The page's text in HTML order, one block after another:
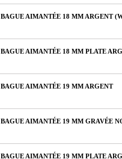
BAGUE AIMANTÉE 18 MM ARGENT
BAGUE AIMANTÉE 18 MM PLATE
BAGUE AIMANTÉE 19 MM ARGENT
BAGUE AIMANTÉE 19 MM GRAVÉE
BAGUE AIMANTÉE 19 MM PLATE